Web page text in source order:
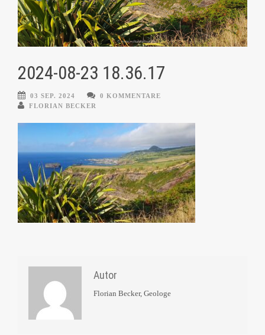
2024-08-23 18.36.17
03 SEP. 2024
0 KOMMENTARE
FLORIAN BECKER
Autor
Florian Becker, Geologe